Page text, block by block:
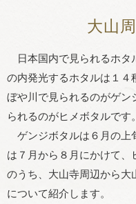
大山
日本国内で見られるホタ
の内発光するホタルは１４
ぼや川で見られるのがゲン
られるのがヒメボタルです。
ゲンジボタルは６月の上
は７月から８月にかけて、
のうち、大山寺周辺から大
について紹介します。